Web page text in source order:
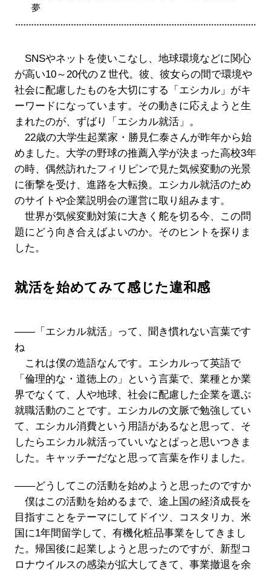
夢
SNSやネットを使いこなし、地球環境などに関心
が高い10～20代のＺ世代。彼、彼女らの間で環境や
社会に配慮したものを大切にする「エシカル」がキ
ーワードになっています。その動きに応えようと生
まれたのが、ずばり「エシカル就活」。
22歳の大学生起業家・勝見仁泰さんが昨年から始
めました。大学の野球の推薦入学が決まった高校3年
の時、偶然訪れたフィリピンで見た気候変動の光景
に衝撃を受け、進路を大転換。エシカル就活のため
のサイトや企業説明会の運営に取り組みます。
世界が気候変動対策に大きく舵を切る今、この問
題にどう向き合えばよいのか。そのヒントを探りま
した。
就活を始めてみて感じた違和感
――「エシカル就活」って、聞き慣れない言葉です
ね
これは僕の造語なんです。エシカルって英語で
「倫理的な・道徳上の」という言葉で、業種とか業
界でなくて、人や地球、社会に配慮した企業を選ぶ
就職活動のことです。エシカルの文脈で勉強してい
て、エシカル消費という用語があるなと思って、そ
したらエシカル就活っていいなとぱっと思いつきま
した。キャッチーだなと思って言葉を作りました。
――どうしてこの活動を始めようと思ったのですか
僕はこの活動を始めるまで、途上国の経済成長を
目指すことをテーマにしてドイツ、コスタリカ、米
国に1年間留学して、有機化粧品事業をしてきまし
た。帰国後に起業しようと思ったのですが、新型コ
ロナウイルスの感染が拡大してきて、事業撤退を余